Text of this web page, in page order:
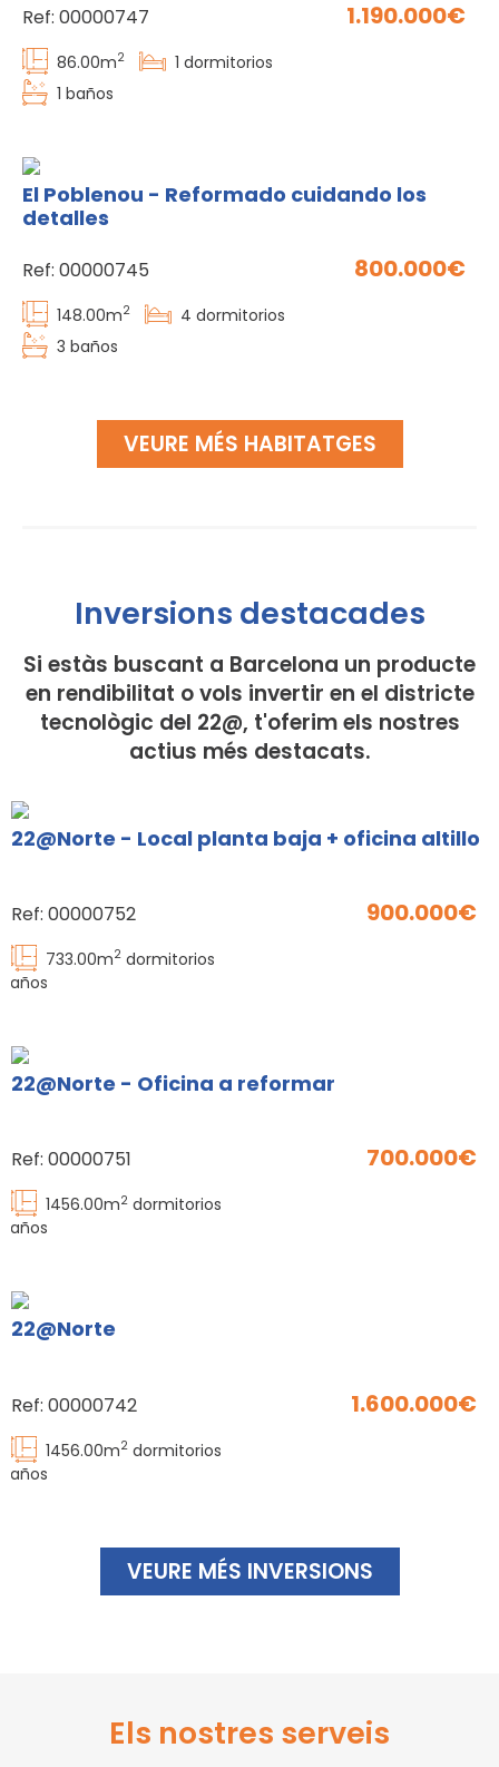
Ref: 00000747 1.190.000
86.00m2 1 dormitorios
1 baños
El Poblenou - Reformado cuidando los
detalles
Ref: 00000745 800.000
148.00m2 4 dormitorios
3 baños
VEURE MÉS HABITATGES
Inversions destacades​
Si estàs buscant a Barcelona un producte
en rendibilitat o vols invertir en el districte
tecnològic del 22@, t'oferim els nostres
actius més destacats.​
22@Norte - Local planta baja + oficina altillo
Ref: 00000752 900.000
733.00m2 dormitorios
baños
22@Norte - Oficina a reformar
Ref: 00000751 700.000
1456.00m2 dormitorios
baños
22@Norte
Ref: 00000742 1.600.000
1456.00m2 dormitorios
baños
VEURE MÉS INVERSIONS
Els nostres serveis​